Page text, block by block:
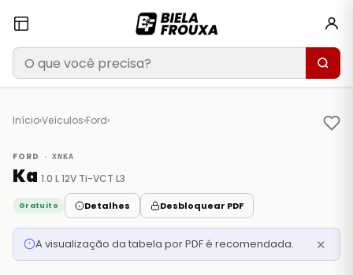
Início›Veículos›Ford›
FORD · XNKA
Ka 1.0 L 12V Ti-VCT L3
Gratuito Detalhes Desbloquear PDF
A visualização da tabela por PDF é recomendada. ✕